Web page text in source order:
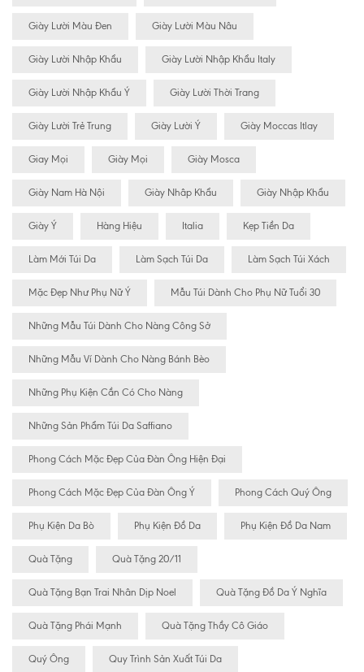
Giày Lười Màu Đen Giày Lười Màu Nâu
Giày Lười Nhập Khẩu Giày Lười Nhập Khẩu Italy
Giày Lười Nhập Khẩu Ý Giày Lười Thời Trang
Giày Lười Trẻ Trung Giày Lười Ý Giày Moccas Itlay
Giay Mọi Giày Mọi Giày Mosca
Giày Nam Hà Nội Giày Nhâp Khẩu Giày Nhập Khẩu
Giày Ý Hàng Hiệu Italia Kẹp Tiền Da
Làm Mới Túi Da Làm Sạch Túi Da Làm Sạch Túi Xách
Mặc Đẹp Như Phụ Nữ Ý Mẫu Túi Dành Cho Phụ Nữ Tuổi 30
Những Mẫu Túi Dành Cho Nàng Công Sở
Những Mẫu Ví Dành Cho Nàng Bánh Bèo
Những Phụ Kiện Cần Có Cho Nàng
Những Sản Phẩm Túi Da Saffiano
Phong Cách Mặc Đẹp Của Đàn Ông Hiện Đại
Phong Cách Mặc Đẹp Của Đàn Ông Ý Phong Cách Quý Ông
Phụ Kiện Da Bò Phụ Kiện Đồ Da Phụ Kiện Đồ Da Nam
Quà Tặng Quà Tặng 20/11
Quà Tặng Bạn Trai Nhân Dịp Noel Quà Tặng Đồ Da Ý Nghĩa
Quà Tặng Phái Mạnh Quà Tặng Thầy Cô Giáo
Quý Ông Quy Trình Sản Xuất Túi Da